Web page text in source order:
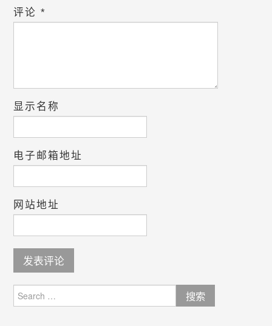
评论*
显示名称
电子邮箱地址
网站地址
for: